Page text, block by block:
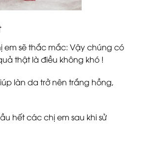
em sẽ thắc mắc: Vậy chúng có
thật là điều không khó !
làn da trở nên trắng hồng,
hết các chị em sau khi sử